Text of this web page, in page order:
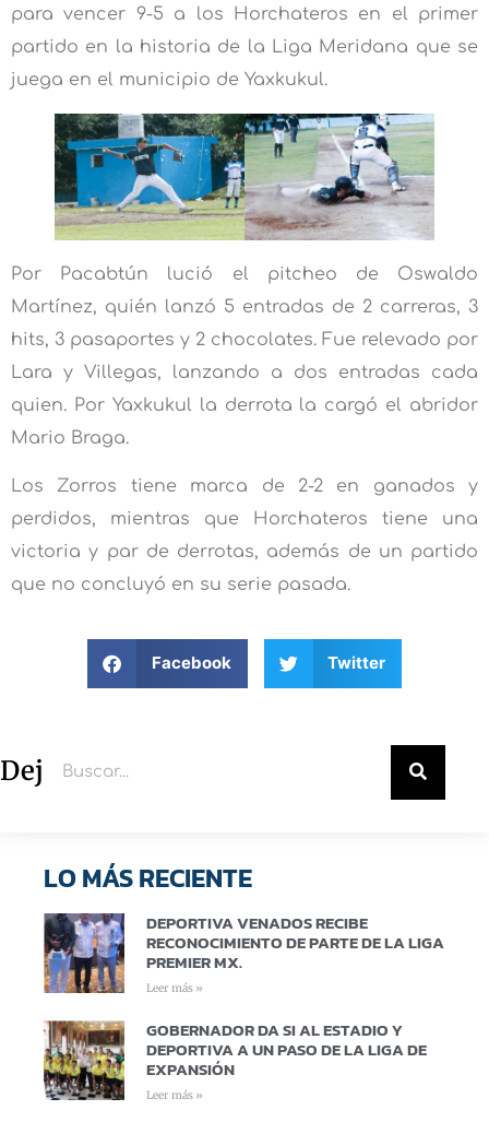
para vencer 9-5 a los Horchateros en el primer
partido en la historia de la Liga Meridana que se
juega en el municipio de Yaxkukul.
Por Pacabtún lució el pitcheo de Oswaldo
Martínez, quién lanzó 5 entradas de 2 carreras, 3
hits, 3 pasaportes y 2 chocolates. Fue relevado por
Lara y Villegas, lanzando a dos entradas cada
quien. Por Yaxkukul la derrota la cargó el abridor
Mario Braga.
Los Zorros tiene marca de 2-2 en ganados y
perdidos, mientras que Horchateros tiene una
victoria y par de derrotas, además de un partido
que no concluyó en su serie pasada.
Facebook Twitter
Deja un comentario
LO MÁS RECIENTE
DEPORTIVA VENADOS RECIBE
RECONOCIMIENTO DE PARTE DE LA LIGA
PREMIER MX.
Leer más »
GOBERNADOR DA SI AL ESTADIO Y
DEPORTIVA A UN PASO DE LA LIGA DE
EXPANSIÓN
Leer más »